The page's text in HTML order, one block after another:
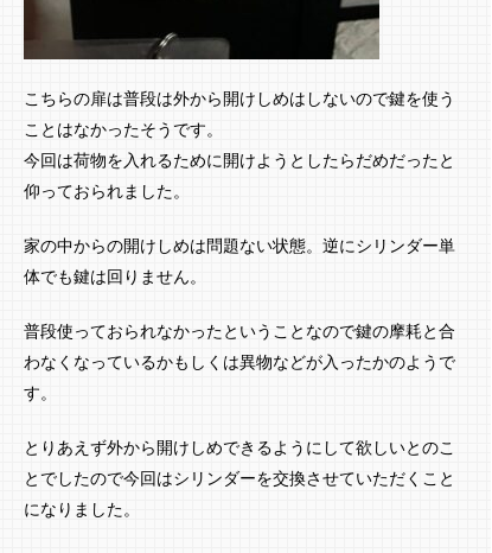
こちらの扉は普段は外から開けしめはしないので鍵を使う
ことはなかったそうです。
今回は荷物を入れるために開けようとしたらだめだったと
仰っておられました。
家の中からの開けしめは問題ない状態。逆にシリンダー単
体でも鍵は回りません。
普段使っておられなかったということなので鍵の摩耗と合
わなくなっているかもしくは異物などが入ったかのようで
す。
とりあえず外から開けしめできるようにして欲しいとのこ
とでしたので今回はシリンダーを交換させていただくこと
になりました。